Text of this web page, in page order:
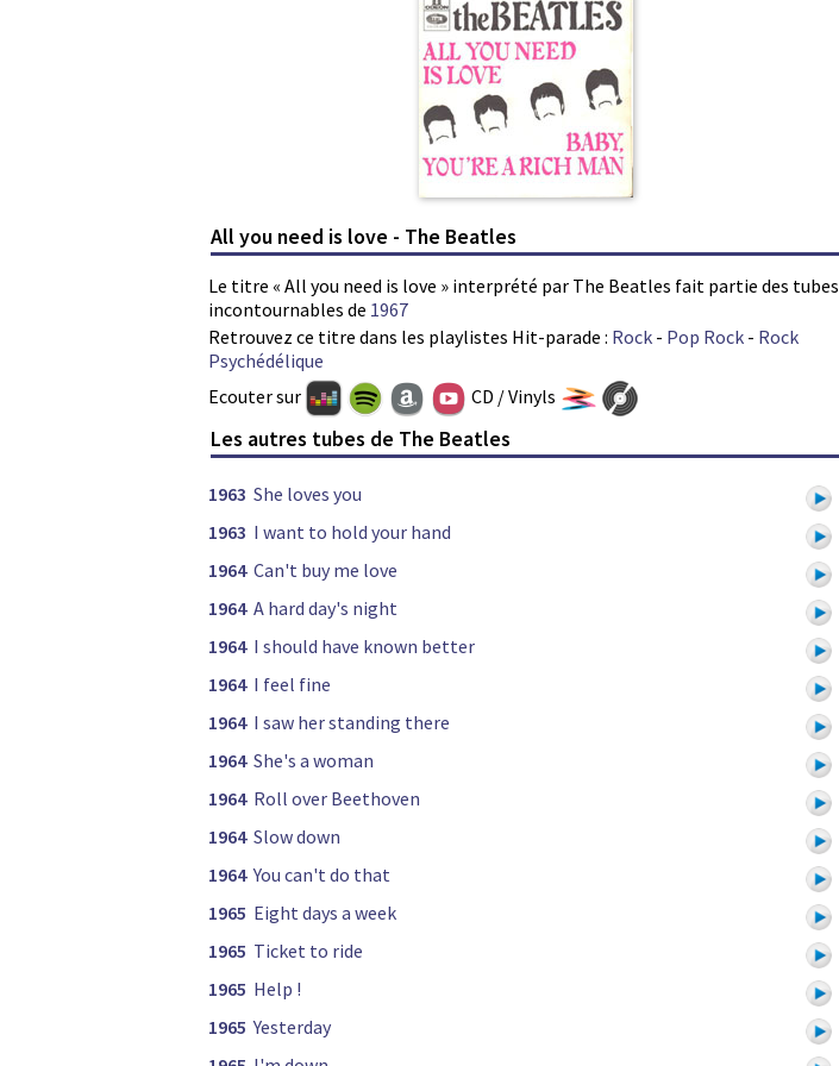
All you need is love - The Beatles
Le titre « All you need is love » interprété par The Beatles fait partie des tubes
incontournables de 1967
Retrouvez ce titre dans les playlistes Hit-parade : Rock - Pop Rock - Rock
Psychédélique
Ecouter sur CD / Vinyls
Les autres tubes de The Beatles
1963 She loves you
1963 I want to hold your hand
1964 Can't buy me love
1964 A hard day's night
1964 I should have known better
1964 I feel fine
1964 I saw her standing there
1964 She's a woman
1964 Roll over Beethoven
1964 Slow down
1964 You can't do that
1965 Eight days a week
1965 Ticket to ride
1965 Help !
1965 Yesterday